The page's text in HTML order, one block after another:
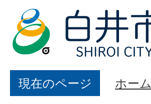
現在のページ ホーム